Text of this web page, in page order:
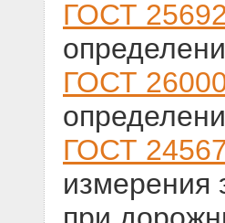
ГОСТ
ГОСТ
ГОСТ
измерения